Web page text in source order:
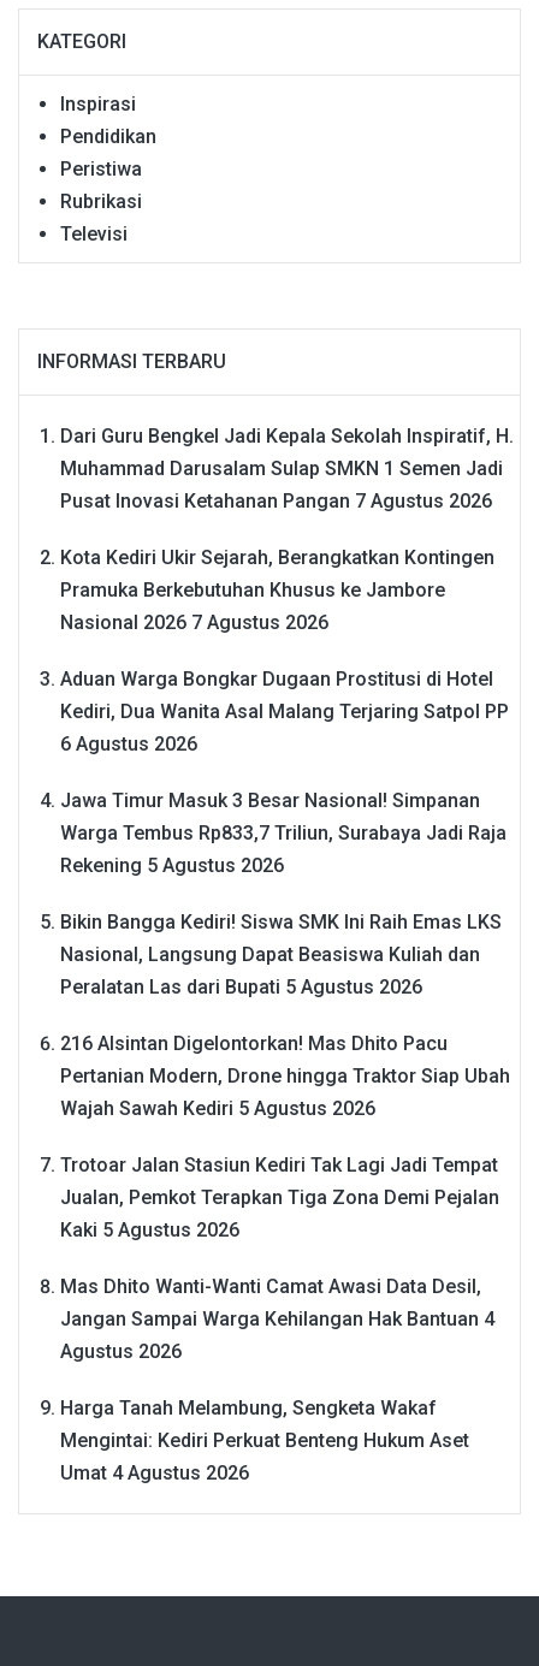
KATEGORI
Inspirasi
Pendidikan
Peristiwa
Rubrikasi
Televisi
INFORMASI TERBARU
Dari Guru Bengkel Jadi Kepala Sekolah Inspiratif, H.
Muhammad Darusalam Sulap SMKN 1 Semen Jadi
Pusat Inovasi Ketahanan Pangan 7 Agustus 2026
Kota Kediri Ukir Sejarah, Berangkatkan Kontingen
Pramuka Berkebutuhan Khusus ke Jambore
Nasional 2026 7 Agustus 2026
Aduan Warga Bongkar Dugaan Prostitusi di Hotel
Kediri, Dua Wanita Asal Malang Terjaring Satpol PP
6 Agustus 2026
Jawa Timur Masuk 3 Besar Nasional! Simpanan
Warga Tembus Rp833,7 Triliun, Surabaya Jadi Raja
Rekening 5 Agustus 2026
Bikin Bangga Kediri! Siswa SMK Ini Raih Emas LKS
Nasional, Langsung Dapat Beasiswa Kuliah dan
Peralatan Las dari Bupati 5 Agustus 2026
216 Alsintan Digelontorkan! Mas Dhito Pacu
Pertanian Modern, Drone hingga Traktor Siap Ubah
Wajah Sawah Kediri 5 Agustus 2026
Trotoar Jalan Stasiun Kediri Tak Lagi Jadi Tempat
Jualan, Pemkot Terapkan Tiga Zona Demi Pejalan
Kaki 5 Agustus 2026
Mas Dhito Wanti-Wanti Camat Awasi Data Desil,
Jangan Sampai Warga Kehilangan Hak Bantuan 4
Agustus 2026
Harga Tanah Melambung, Sengketa Wakaf
Mengintai: Kediri Perkuat Benteng Hukum Aset
Umat 4 Agustus 2026